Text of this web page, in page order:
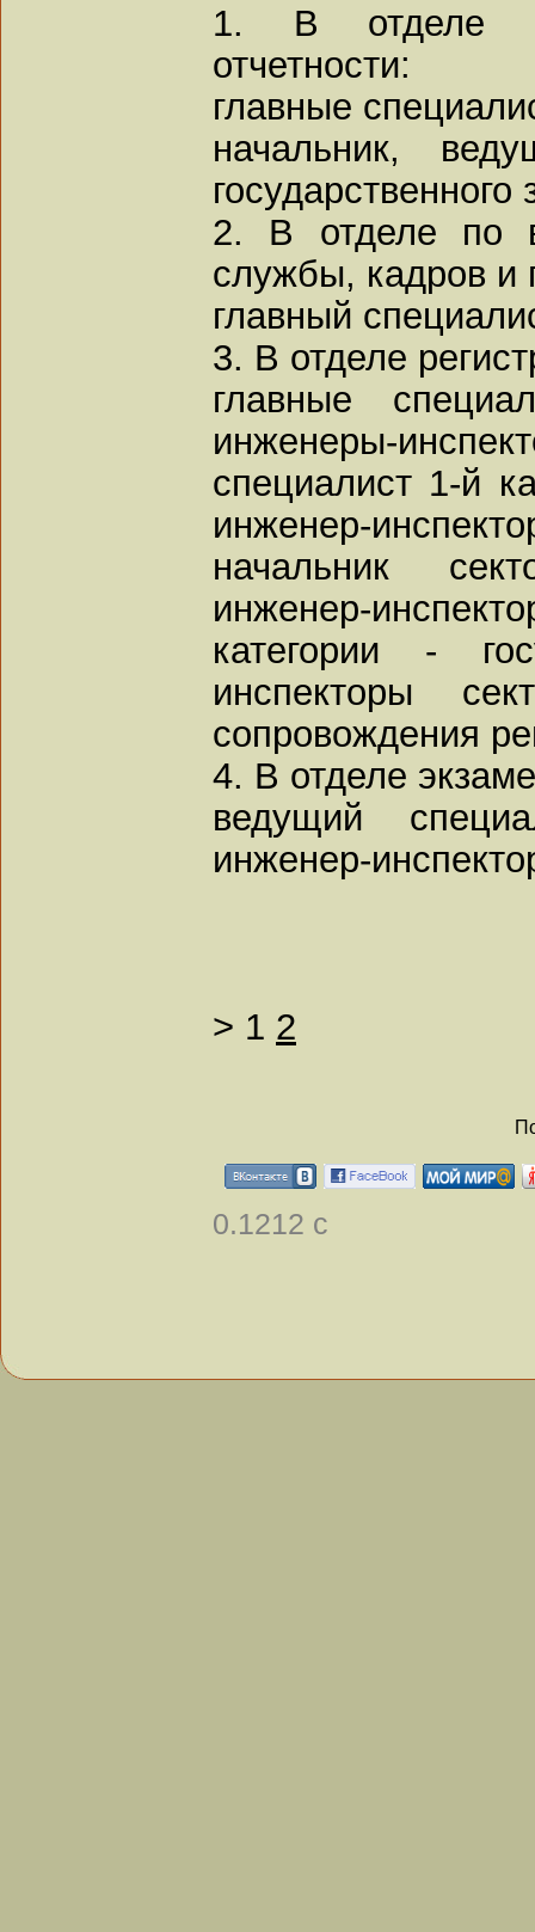
1. В отделе
отчетности:
главные
начальник,
государственного
2. В отделе по
службы, кадров и
главный
3. В отделе
главные
инженеры-
специалист 1-й
инженер-
начальник
инженер-
категории -
инспекторы
сопровождения
4. В отделе
ведущий
инженер-
> 1 2
0.1212 с